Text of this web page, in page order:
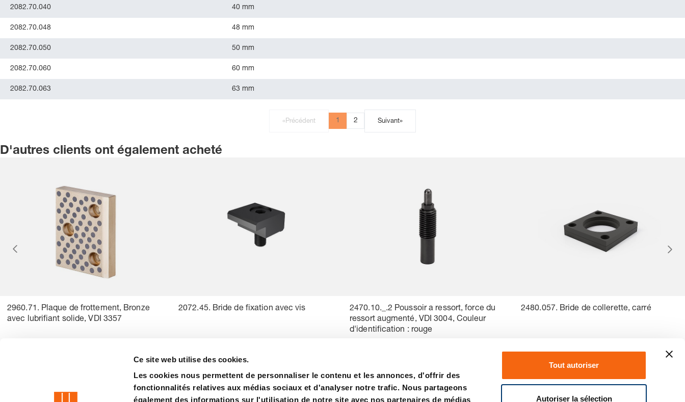
Ce site web utilise des cookies.
Les cookies nous permettent de personnaliser le contenu et les annonces, d'offrir des
fonctionnalités relatives aux médias sociaux et d'analyser notre trafic. Nous partageons
également des informations sur l'utilisation de notre site avec nos partenaires de médias
Tout autoriser
Autoriser la sélection
2082.70.040 40 mm
2082.70.048 48 mm
2082.70.050 50 mm
2082.70.060 60 mm
2082.70.063 63 mm
«Précédent 1 2 Suivant»
D'autres clients ont également acheté
2960.71. Plaque de frottement, Bronze
avec lubrifiant solide, VDI 3357
2072.45. Bride de fixation avec vis
2470.10._.2 Poussoir a ressort, force du
ressort augmenté, VDI 3004, Couleur
d'identification : rouge
2480.057. Bride de collerette, carré